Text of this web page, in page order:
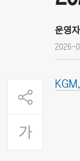
운영자
2026-